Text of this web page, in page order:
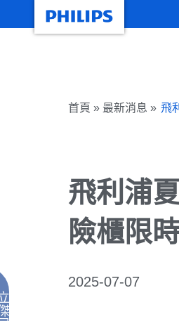
首頁 » 最新消息 » 飛
飛利浦
險櫃限
2025-07-07